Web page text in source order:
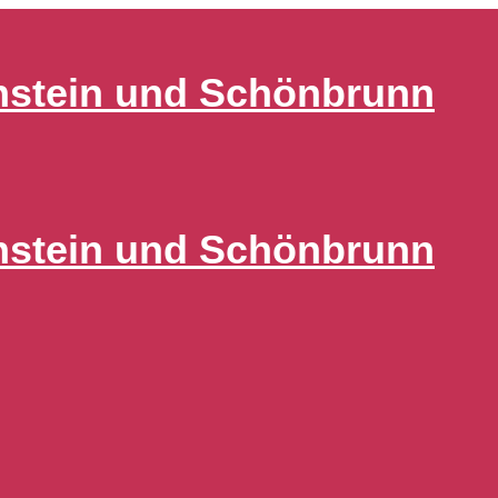
und Schönbrunn
und Schönbrunn